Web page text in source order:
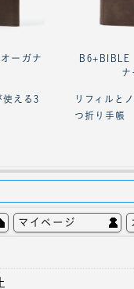
ーガナ
使える3
ナ
リフィルと
つ折り手帳
マイページ